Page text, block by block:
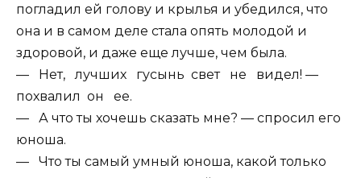
погладил ей голову и крылья и убедился, что
она и в самом деле стала опять молодой и
здоровой, и даже еще лучше, чем была.
— Нет, лучших гусынь свет не видел! —
похвалил он ее.
— А что ты хочешь сказать мне? — спросил его
юноша.
— Что ты самый умный юноша, какой только